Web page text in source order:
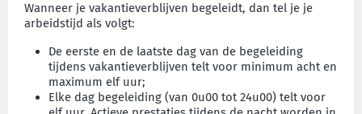
Wanneer je vakantieverblijven begeleidt, dan tel je je
arbeidstijd als volgt:
De eerste en de laatste dag van de begeleiding
tijdens vakantieverblijven telt voor minimum acht en
maximum elf uur;
Elke dag begeleiding (van 0u00 tot 24u00) telt voor